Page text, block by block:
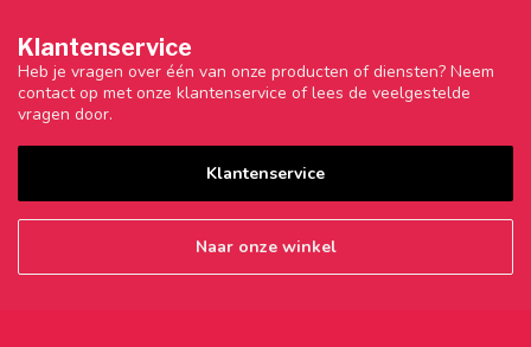
Klantenservice
Heb je vragen over één van onze producten of diensten? Neem
contact op met onze klantenservice of lees de veelgestelde
vragen door.
Klantenservice
Naar onze winkel